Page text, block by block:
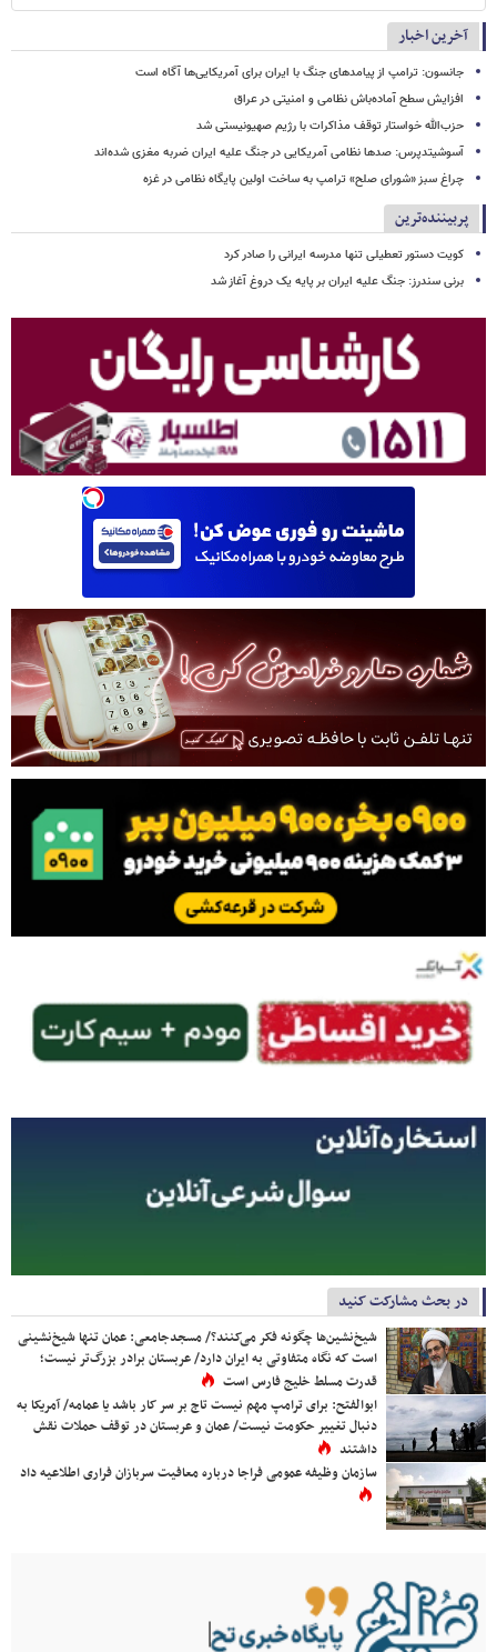
آخرین اخبار
جانسون: ترامپ از پیامدهای جنگ با ایران برای آمریکایی‌ها آگاه است
افزایش سطح آماده‌باش نظامی و امنیتی در عراق
حزب‌الله خواستار توقف مذاکرات با رژیم صهیونیستی شد
آسوشیتدپرس: صدها نظامی آمریکایی در جنگ علیه ایران ضربه مغزی شده‌اند
چراغ سبز «شورای صلح» ترامپ به ساخت اولین پایگاه نظامی در غزه
پربیننده‌ترین
کویت دستور تعطیلی تنها مدرسه ایرانی را صادر کرد
برنی سندرز: جنگ علیه ایران بر پایه یک دروغ آغاز شد
در بحث مشارکت کنید
شیخ‌نشین‌ها چگونه فکر می‌کنند؟/ مسجدجامعی: عمان تنها شیخ‌نشینی
است که نگاه متفاوتی به ایران دارد/ عربستان برادر بزرگ‌تر نیست؛
قدرت مسلط خلیج فارس است
ابوالفتح: برای ترامپ مهم نیست تاج بر سر کار باشد یا عمامه/ آمریکا به
دنبال تغییر حکومت نیست/ عمان و عربستان در توقف حملات نقش
داشتند
سازمان وظیفه عمومی فراجا درباره معافیت سربازان فراری اطلاعیه داد